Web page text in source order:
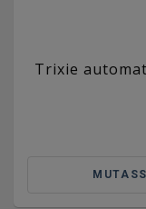
Trixie